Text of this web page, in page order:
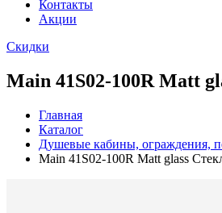
Контакты
Акции
Скидки
Main 41S02-100R Matt
Главная
Каталог
Душевые кабины, ограждения,
Main 41S02-100R Matt glass